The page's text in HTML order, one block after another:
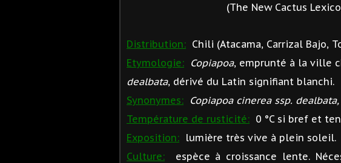
(The New Cactus
Distribution: Chili (Atacama, Carrizal Bajo,
Etymologie: Copiapoa, emprunté à la ville
dealbata, dérivé du Latin signifiant blanchi.
Synonymes: Copiapoa cinerea ssp.
Température de rusticité: 0 °C si bref et
Exposition: lumière très vive à plein soleil.
Culture: espèce à croissance lente.